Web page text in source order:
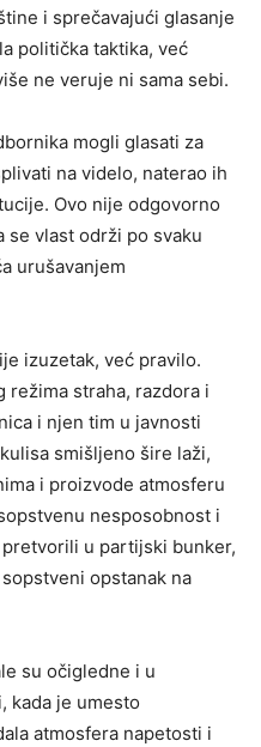
i sprečavajući glasanje
politička taktika, već
ne veruje ni sama sebi.
mogli glasati za
na videlo, naterao ih
Ovo nije odgovorno
se vlast održi po svaku
urušavanjem
izuzetak, već pravilo.
režima straha, razdora i
i njen tim u javnosti
smišljeno šire laži,
i proizvode atmosferu
nesposobnost i
u partijski bunker,
opstanak na
su očigledne i u
kada je umesto
atmosfera napetosti i